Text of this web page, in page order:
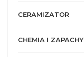
CERAMIZATOR
CHEMIA I ZAPACHY